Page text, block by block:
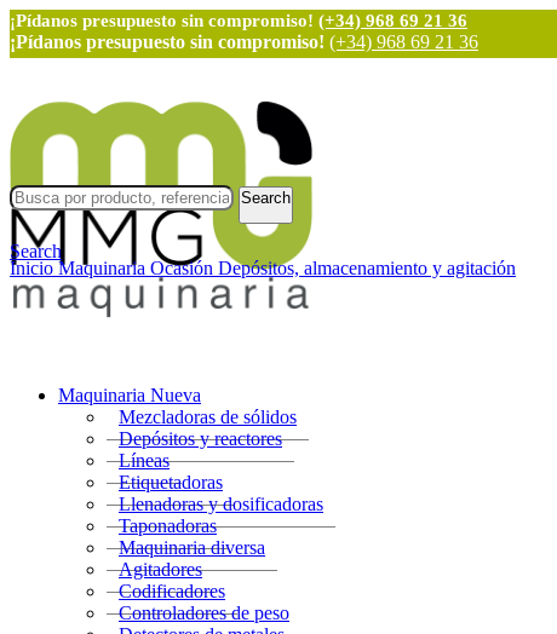
¡Pídanos presupuesto sin compromiso! (+34) 968 69 21 36
¡Pídanos presupuesto sin compromiso! (+34) 968 69 21 36
Maquinaria Nueva
Mezcladoras de sólidos
Depósitos y reactores
Líneas
Etiquetadoras
Llenadoras y dosificadoras
Taponadoras
Maquinaria diversa
Agitadores
Codificadores
Controladores de peso
Search
Search
Inicio Maquinaria Ocasión Depósitos, almacenamiento y agitación